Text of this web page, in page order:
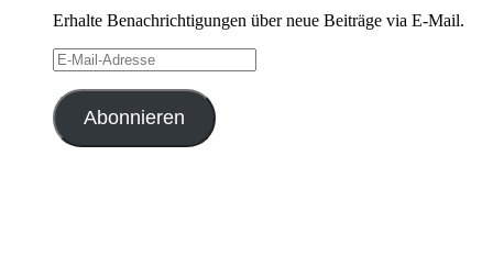
Erhalte Benachrichtigungen über neue Beiträge via E-Mail.
E-
Mail-
Adresse
Abonnieren